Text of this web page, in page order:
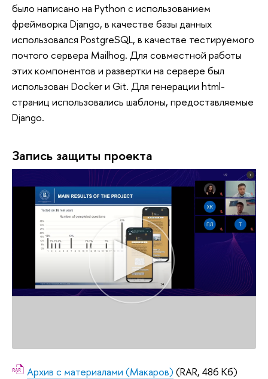
было написано на Python с использованием
фреймворка Django, в качестве базы данных
использовался PostgreSQL, в качестве тестируемого
почтого сервера Mailhog. Для совместной работы
этих компонентов и развертки на сервере был
использован Docker и Git. Для генерации html-
страниц использовались шаблоны, предоставляемые
Django.
Запись защиты проекта
Архив с материалами (Макаров) (RAR, 486 Кб)